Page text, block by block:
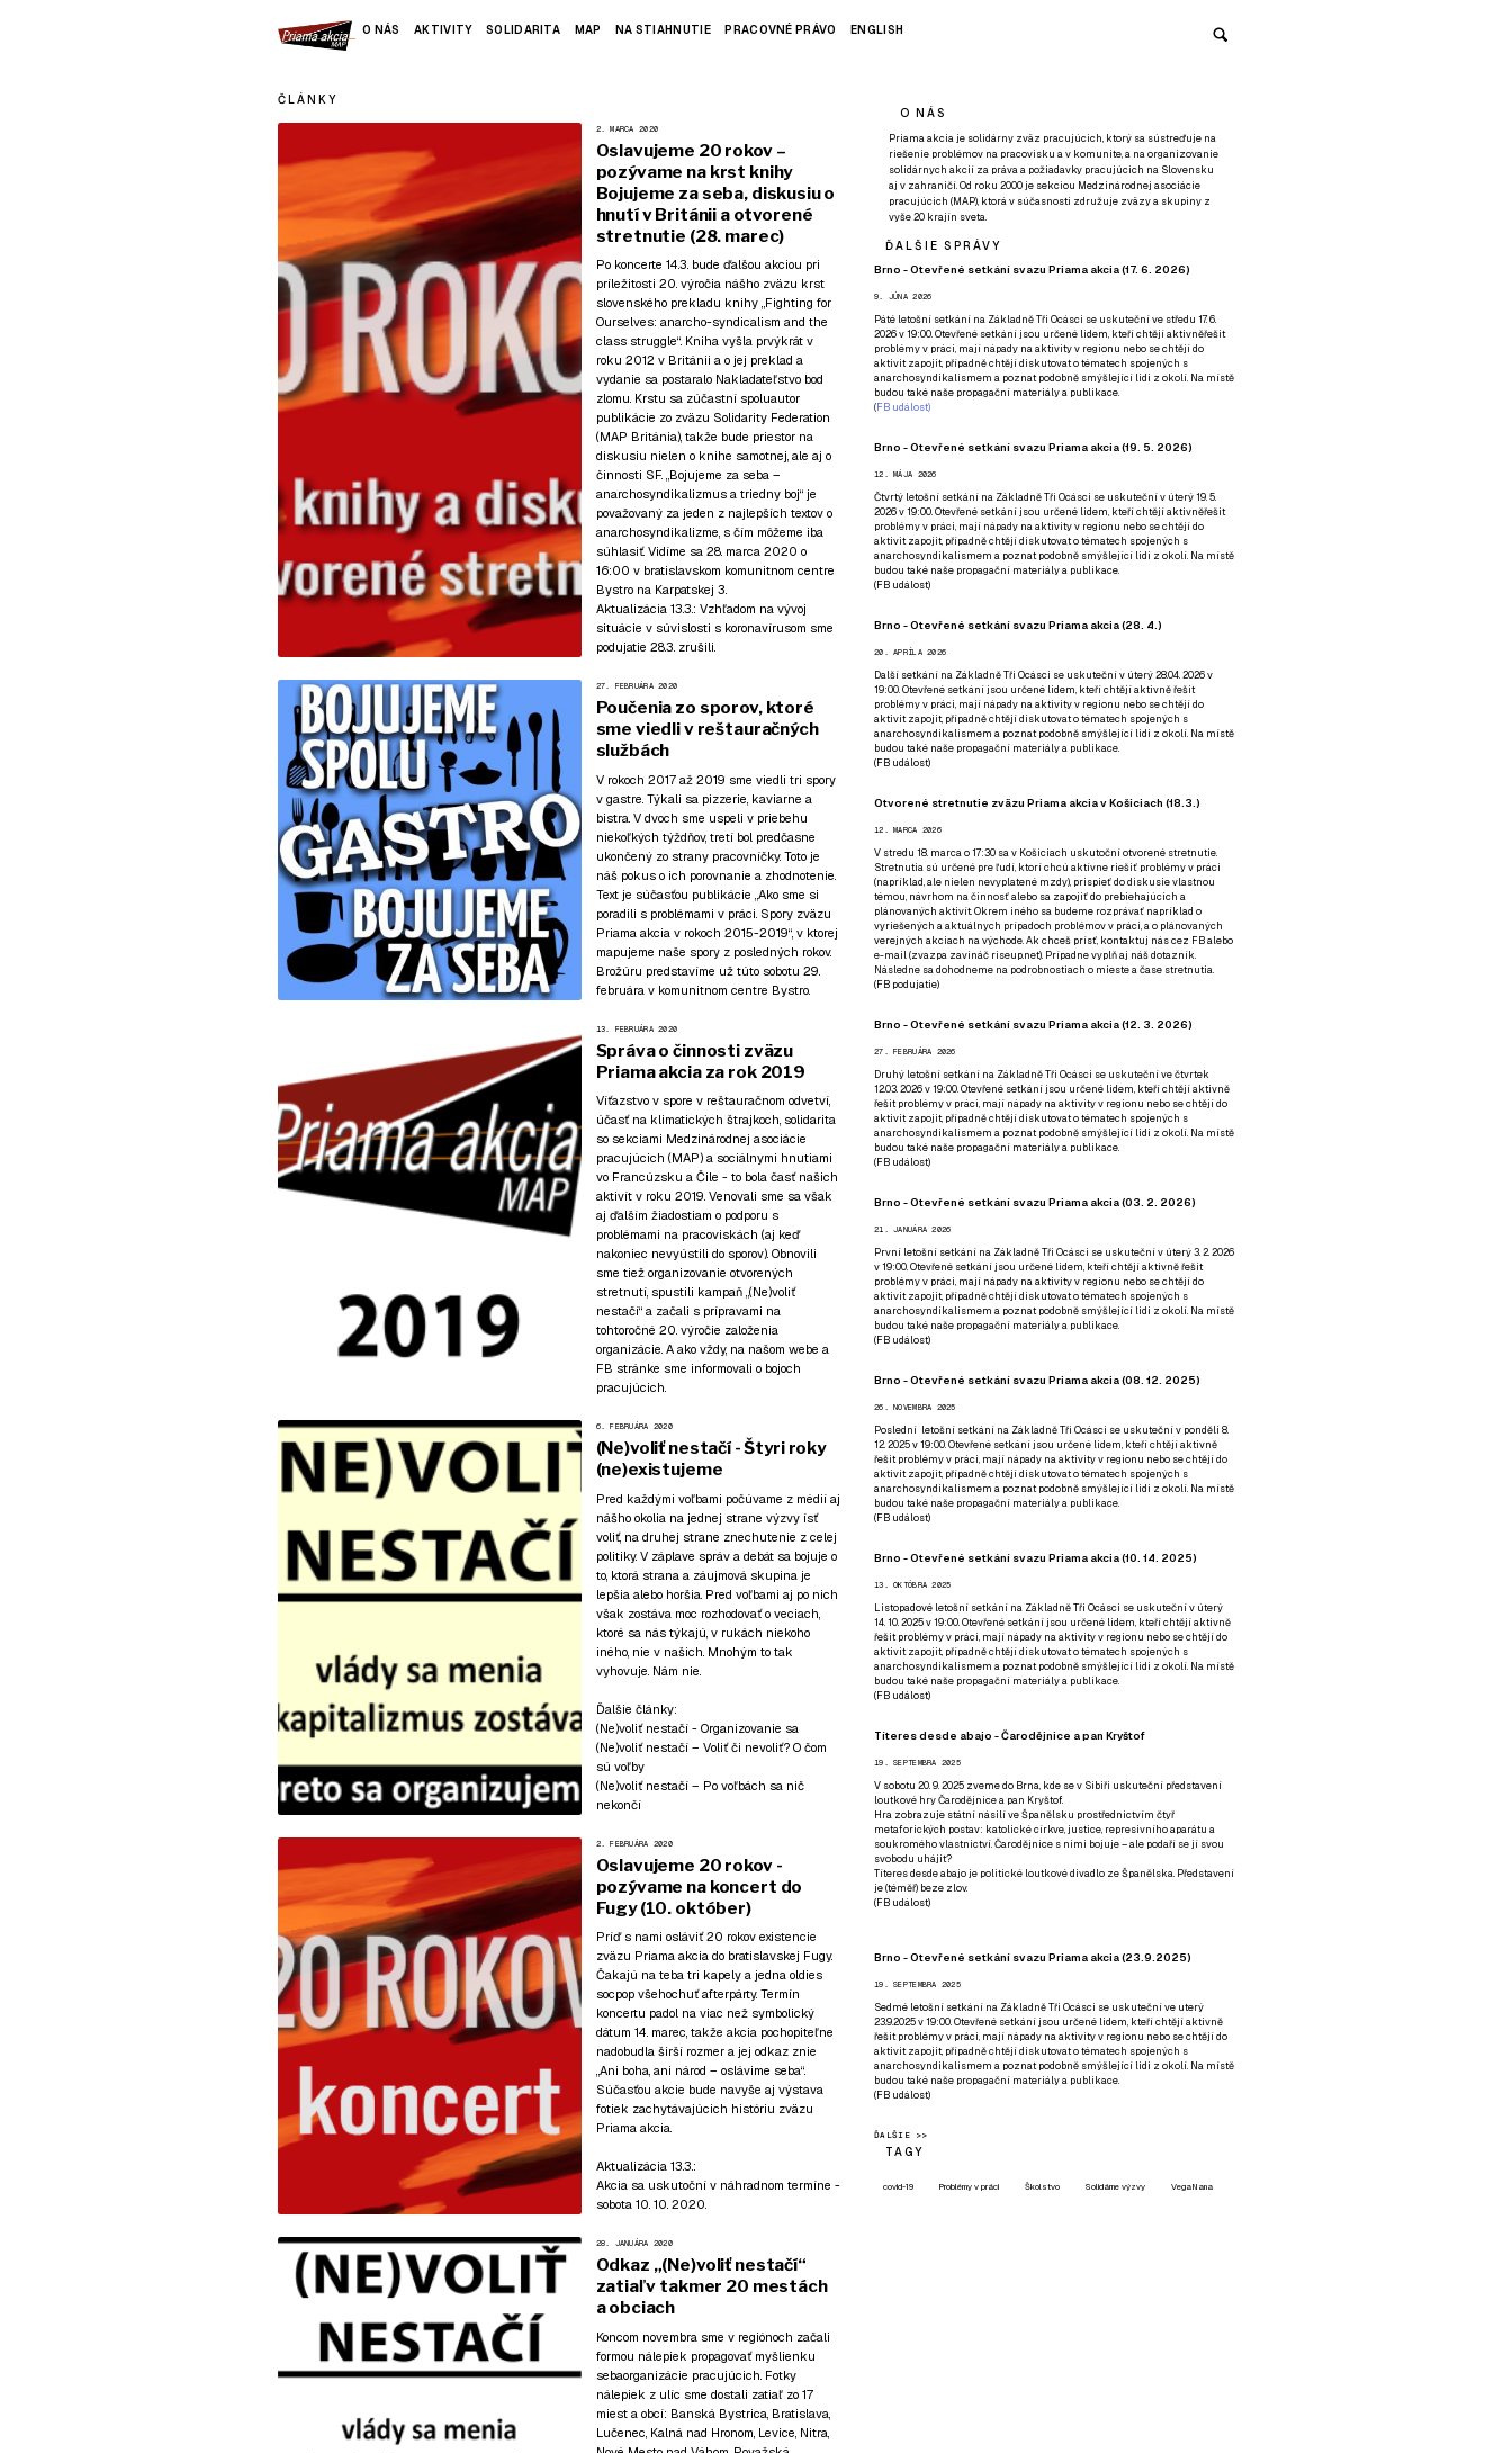
O NÁS AKTIVITY SOLIDARITA MAP NA STIAHNUTIE PRACOVNÉ PRÁVO ENGLISH
ČLÁNKY
2. MARCA 2020
Oslavujeme 20 rokov –
pozývame na krst knihy
Bojujeme za seba, diskusiu o
hnutí v Británii a otvorené
stretnutie (28. marec)
Po koncerte 14.3.bude ďalšou akciou pri
príležitosti 20. výročia nášho zväzu krst
slovenského prekladu knihy „Fighting for
Ourselves: anarcho-syndicalism and the
class struggle“. Kniha vyšla prvýkrát v
roku 2012 v Británii a o jej preklad a
vydanie sa postaralo Nakladateľstvo bod
zlomu. Krstu sa zúčastní spoluautor
publikácie zo zväzu Solidarity Federation
(MAP Británia), takže bude priestor na
diskusiu nielen o knihe samotnej, ale aj o
činnosti SF. „Bojujeme za seba –
anarchosyndikalizmus a triedny boj“ je
považovaný za jeden z najlepších textov o
anarchosyndikalizme, s čím môžeme iba
súhlasiť. Vidíme sa 28. marca 2020 o
16:00 v bratislavskom komunitnom centre
Bystrona Karpatskej 3.
Aktualizácia 13.3.: Vzhľadom na vývoj
situácie v súvislosti s koronavírusom sme
podujatie 28.3. zrušili.
27. FEBRUÁRA 2020
Poučenia zo sporov, ktoré
sme viedli v reštauračných
službách
V rokoch 2017 až 2019 sme viedli tri spory
v gastre. Týkali sa pizzerie, kaviarne a
bistra. V dvoch sme uspeli v priebehu
niekoľkých týždňov, tretí bol predčasne
ukončený zo strany pracovníčky. Toto je
náš pokus o ich porovnanie a zhodnotenie.
Text je súčasťou publikácie „Ako sme si
poradili s problémami v práci. Spory zväzu
Priama akcia v rokoch 2015-2019“, v ktorej
mapujeme naše spory z posledných rokov.
Brožúru predstavíme už túto sobotu 29.
februára v komunitnom centre Bystro.
13. FEBRUÁRA 2020
Správa o činnosti zväzu
Priama akcia za rok 2019
Víťazstvo v spore v reštauračnom odvetví,
účasť na klimatických štrajkoch, solidarita
so sekciami Medzinárodnej asociácie
pracujúcich (MAP) a sociálnymi hnutiami
vo Francúzsku a Čile - to bola časť našich
aktivít v roku 2019. Venovali sme sa však
aj ďalším žiadostiam o podporu s
problémami na pracoviskách (aj keď
nakoniec nevyústili do sporov). Obnovili
sme tiež organizovanie otvorených
stretnutí, spustili kampaň „(Ne)voliť
nestačí“ a začali s prípravami na
tohtoročné 20. výročie založenia
organizácie. A ako vždy, na našom webe a
FB stránke sme informovali o bojoch
pracujúcich.
6. FEBRUÁRA 2020
(Ne)voliť nestačí - Štyri roky
(ne)existujeme
Pred každými voľbami počúvame z médií aj
nášho okolia na jednej strane výzvy ísť
voliť, na druhej strane znechutenie z celej
politiky. V záplave správ a debát sa bojuje o
to, ktorá strana a záujmová skupina je
lepšia alebo horšia. Pred voľbami aj po nich
však zostáva moc rozhodovať o veciach,
ktoré sa nás týkajú, v rukách niekoho
iného, nie v našich. Mnohým to tak
vyhovuje. Nám nie.
Ďalšie články:
(Ne)voliť nestačí - Organizovanie sa
(Ne)voliť nestačí – Voliť či nevoliť? O čom
sú voľby
(Ne)voliť nestačí – Po voľbách sa nič
nekončí
2. FEBRUÁRA 2020
Oslavujeme 20 rokov -
pozývame na koncert do
Fugy (10. október)
Príď s nami osláviť 20 rokov existencie
zväzu Priama akcia do bratislavskej Fugy.
Čakajú na teba tri kapely a jedna oldies
socpop všehochuť afterpárty. Termín
koncertu padol na viac než symbolický
dátum 14. marec, takže akcia pochopiteľne
nadobudla širší rozmer a jej odkaz znie
„Ani boha, ani národ – oslávime seba“.
Súčasťou akcie bude navyše aj výstava
fotiek zachytávajúcich históriu zväzu
Priama akcia.
Aktualizácia 13.3.:
Akcia sa uskutoční v náhradnom termíne -
sobota 10. 10. 2020.
28. JANUÁRA 2020
Odkaz „(Ne)voliť nestačí“
zatiaľ v takmer 20 mestách
a obciach
Koncom novembra sme v regiónoch začali
formou nálepiek propagovať myšlienku
sebaorganizácie pracujúcich. Fotky
nálepiek z ulíc sme dostali zatiaľ zo 17
miest a obcí: Banská Bystrica, Bratislava,
Lučenec, Kalná nad Hronom, Levice, Nitra,
O NÁS
Priama akcia je solidárny zväz pracujúcich, ktorý sa sústreďuje na
riešenie problémov na pracovisku a v komunite, a na organizovanie
solidárnych akcií za práva a požiadavky pracujúcich na Slovensku
aj v zahraničí. Od roku 2000 je sekciou Medzinárodnej asociácie
pracujúcich (MAP), ktorá v súčasnosti združuje zväzy a skupiny z
vyše 20 krajín sveta.
ĎALŠIE SPRÁVY
Brno - Otevřené setkání svazu Priama akcia (17. 6. 2026)
9. JÚNA 2026
Páté letošní setkání na Základně Tři Ocásci se uskuteční ve středu 17. 6.
2026 v 19:00. Otevřené setkání jsou určené lidem, kteří chtějí aktivněřešit
problémy v práci, mají nápady na aktivity v regionu nebo se chtějí do
aktivit zapojit, případně chtějí diskutovat o tématech spojených s
anarchosyndikalismem a poznat podobně smýšlející lidi z okolí. Na místě
budou také naše propagační materiály a publikace.
(FB událost)
Brno - Otevřené setkání svazu Priama akcia (19. 5. 2026)
12. MÁJA 2026
Čtvrtý letošní setkání na Základně Tři Ocásci se uskuteční v úterý 19. 5.
2026 v 19:00. Otevřené setkání jsou určené lidem, kteří chtějí aktivněřešit
problémy v práci, mají nápady na aktivity v regionu nebo se chtějí do
aktivit zapojit, případně chtějí diskutovat o tématech spojených s
anarchosyndikalismem a poznat podobně smýšlející lidi z okolí. Na místě
budou také naše propagační materiály a publikace.
(FB událost)
Brno - Otevřené setkání svazu Priama akcia (28. 4.)
20. APRÍLA 2026
Další setkání na Základně Tři Ocásci se uskuteční v úterý 28.04. 2026 v
19:00. Otevřené setkání jsou určené lidem, kteří chtějí aktivně řešit
problémy v práci, mají nápady na aktivity v regionu nebo se chtějí do
aktivit zapojit, případně chtějí diskutovat o tématech spojených s
anarchosyndikalismem a poznat podobně smýšlející lidi z okolí. Na místě
budou také naše propagační materiály a publikace.
(FB událost)
Otvorené stretnutie zväzu Priama akcia v Košiciach (18.3.)
12. MARCA 2026
V stredu 18. marca o 17:30 sa v Košiciach uskutoční otvorené stretnutie.
Stretnutia sú určené pre ľudí, ktorí chcú aktívne riešiť problémy v práci
(napríklad, ale nielen nevyplatené mzdy), prispieť do diskusie vlastnou
témou, návrhom na činnosť alebo sa zapojiť do prebiehajúcich a
plánovaných aktivít. Okrem iného sa budeme rozprávať napríklad o
vyriešených a aktuálnych prípadoch problémov v práci, a o plánovaných
verejných akciach na východe. Ak chceš prísť, kontaktuj nás cez FBalebo
e-mail (zvazpa zavináč riseup.net). Prípadnevyplň aj náš dotazník.
Následne sa dohodneme na podrobnostiach o mieste a čase stretnutia.
(FB podujatie)
Brno - Otevřené setkání svazu Priama akcia (12. 3. 2026)
27. FEBRUÁRA 2026
Druhý letošní setkání na Základně Tři Ocásci se uskuteční ve čtvrtek
12.03. 2026 v 19:00. Otevřené setkání jsou určené lidem, kteří chtějí aktivně
řešit problémy v práci, mají nápady na aktivity v regionu nebo se chtějí do
aktivit zapojit, případně chtějí diskutovat o tématech spojených s
anarchosyndikalismem a poznat podobně smýšlející lidi z okolí. Na místě
budou také naše propagační materiály a publikace.
(FB událost)
Brno - Otevřené setkání svazu Priama akcia (03. 2. 2026)
21. JANUÁRA 2026
První letošní setkání na Základně Tři Ocásci se uskuteční v úterý 3. 2. 2026
v 19:00. Otevřené setkání jsou určené lidem, kteří chtějí aktivně řešit
problémy v práci, mají nápady na aktivity v regionu nebo se chtějí do
aktivit zapojit, případně chtějí diskutovat o tématech spojených s
anarchosyndikalismem a poznat podobně smýšlející lidi z okolí. Na místě
budou také naše propagační materiály a publikace.
(FB událost)
Brno - Otevřené setkání svazu Priama akcia (08. 12. 2025)
26. NOVEMBRA 2025
Poslední letošní setkání na Základně Tři Ocásci se uskuteční v ponděli 8.
12. 2025 v 19:00. Otevřené setkání jsou určené lidem, kteří chtějí aktivně
řešit problémy v práci, mají nápady na aktivity v regionu nebo se chtějí do
aktivit zapojit, případně chtějí diskutovat o tématech spojených s
anarchosyndikalismem a poznat podobně smýšlející lidi z okolí. Na místě
budou také naše propagační materiály a publikace.
(FB událost)
Brno - Otevřené setkání svazu Priama akcia (10. 14. 2025)
13. OKTÓBRA 2025
Listopadové letošní setkání na Základně Tři Ocásci se uskuteční v úterý
14. 10. 2025 v 19:00. Otevřené setkání jsou určené lidem, kteří chtějí aktivně
řešit problémy v práci, mají nápady na aktivity v regionu nebo se chtějí do
aktivit zapojit, případně chtějí diskutovat o tématech spojených s
anarchosyndikalismem a poznat podobně smýšlející lidi z okolí. Na místě
budou také naše propagační materiály a publikace.
(FB událost)
Títeres desde abajo - Čarodějnice a pan Kryštof
19. SEPTEMBRA 2025
V sobotu 20. 9. 2025 zveme do Brna, kde se v Sibiři uskuteční představení
loutkové hry Čarodějnice a pan Kryštof.
Hra zobrazuje státní násilí ve Španělsku prostřednictvím čtyř
metaforických postav: katolické církve, justice, represivního aparátu a
soukromého vlastnictví. Čarodějnice s nimi bojuje – ale podaří se jí svou
svobodu uhájit?
Títeres desde abajo je politické loutkové divadlo ze Španělska. Představení
je (téměř) beze zlov.
(FB událost)
Brno - Otevřené setkání svazu Priama akcia (23.9.2025)
19. SEPTEMBRA 2025
Sedmé letošní setkání na Základně Tři Ocásci se uskuteční ve uterý
23.9.2025 v 19:00. Otevřené setkání jsou určené lidem, kteří chtějí aktivně
řešit problémy v práci, mají nápady na aktivity v regionu nebo se chtějí do
aktivit zapojit, případně chtějí diskutovat o tématech spojených s
anarchosyndikalismem a poznat podobně smýšlející lidi z okolí. Na místě
budou také naše propagační materiály a publikace.
(FB událost)
ĎALŠIE >>
TAGY
covid-19 Problémy v práci Školstvo Solidárne výzvy VegaNana